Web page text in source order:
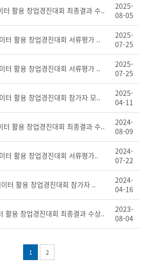
활용 창업경진대회 최종결과 수..
2025-
08-05
터 활용 창업경진대회 서류평가 ..
2025-
07-25
터 활용 창업경진대회 서류평가 ..
2025-
07-25
터 활용 창업경진대회 참가자 모..
2025-
04-11
활용 창업경진대회 최종결과 수..
2024-
08-09
터 활용 창업경진대회 서류평가..
2024-
07-22
터 활용 창업경진대회 참가자 ..
2024-
04-16
활용 창업경진대회 최종결과 수상..
2023-
08-04
1 2